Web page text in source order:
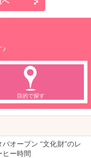
♪
目的で探す
オープン “文化財”のレ
ヒー時間